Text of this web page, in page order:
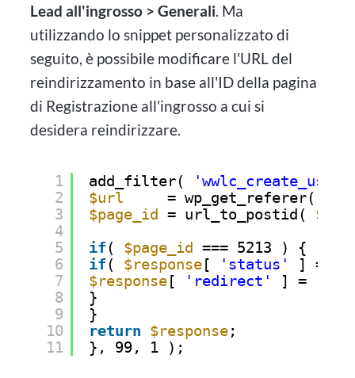
Lead all'ingrosso > Generali. Ma
utilizzando lo snippet personalizzato di
seguito, è possibile modificare l'URL del
reindirizzamento in base all'ID della pagina
di Registrazione all'ingrosso a cui si
desidera reindirizzare.
1
2
3
4
5
6
7
8
9
10
11
add_filter(
$url
= wp_get_referer();
$page_id = url_to_postid( $url
if ( $page_id === 5213 ) {
if ( $response[ 'status' ] ==
$response[ 'redirect' ] =
}
}
return $response;
}, 99, 1 );